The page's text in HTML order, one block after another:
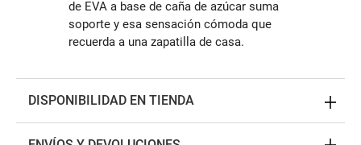
de EVA a base de caña de azúcar suma
soporte y esa sensación cómoda que
recuerda a una zapatilla de casa.
DISPONIBILIDAD EN TIENDA